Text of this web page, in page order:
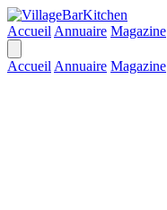
Accueil Annuaire Magazine
Accueil Annuaire Magazine